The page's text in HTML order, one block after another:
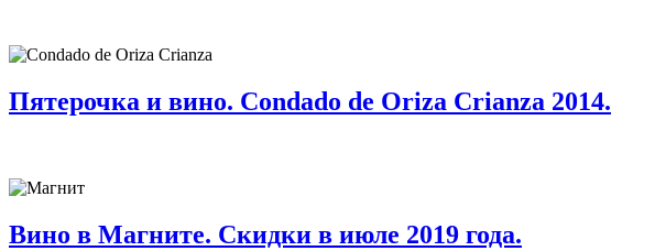
Пятерочка и вино. Condado de Oriza Crianza 2014.
Вино в Магните. Скидки в июле 2019 года.